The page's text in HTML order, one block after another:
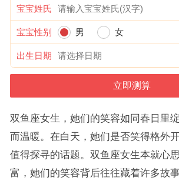
宝宝姓氏
宝宝性别 男 女
出生日期
双鱼座女生，她们的笑容如同春日里
而温暖。在白天，她们是否笑得格外
值得探寻的话题。双鱼座女生本就心
富，她们的笑容背后往往藏着许多故